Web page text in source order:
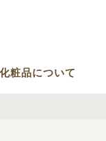
粧品について